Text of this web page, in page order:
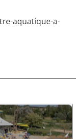
aquatique-a-